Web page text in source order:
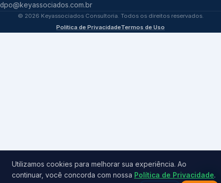
dpo@keyassociados.com.br
© 2026 Keyassociados Consultoria. Todos os direitos reservados.
Política de PrivacidadeTermos de Uso
Utilizamos cookies para melhorar sua experiência. Ao
continuar, você concorda com nossa Política de Privacidade.